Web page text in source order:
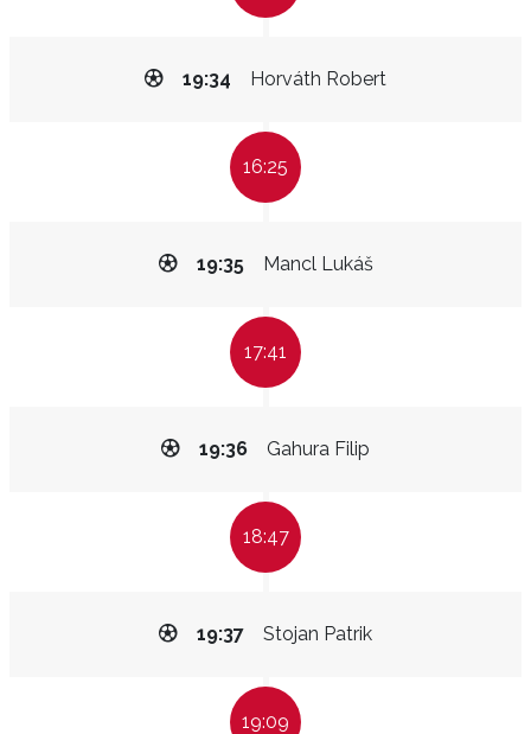
Horváth Robert
19:34
16:25
Mancl Lukáš
19:35
17:41
Gahura Filip
19:36
18:47
Stojan Patrik
19:37
19:09